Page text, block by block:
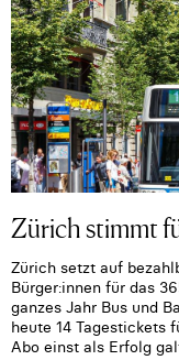
Zürich stimmt
Zürich setzt auf
Bürger:innen für das
ganzes Jahr Bus und
heute 14 Tagestickets
Abo einst als Erfolg